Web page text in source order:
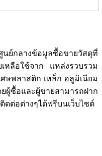
นย์กลางข้อมูลซื้อขายวัสดุที่
หลือใช้จาก แหล่งรวบรวม
ษพลาสติก เหล็ก อลูมิเนียม
ผู้ซื้อและผู้ขายสามารถฝาก
ดต่อต่างๆได้ฟรีบนเว็บไซต์